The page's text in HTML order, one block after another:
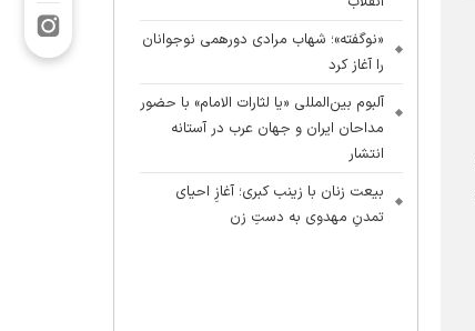
«نوگفته»؛ شهاب مرادی دورهمی نوجوانان
را آغاز کرد
آلبوم بین‌المللی «یا لثارات الامام» با حضور
مداحان ایران و جهان عرب در آستانه
انتشار
بیعت زنان با زینب کبری؛ آغازِ احیای
تمدنِ مهدوی به دستِ زن